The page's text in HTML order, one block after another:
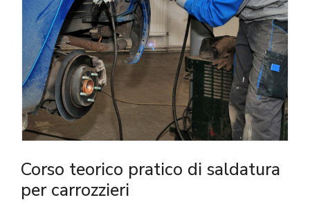
Corso teorico pratico di saldatura
per carrozzieri